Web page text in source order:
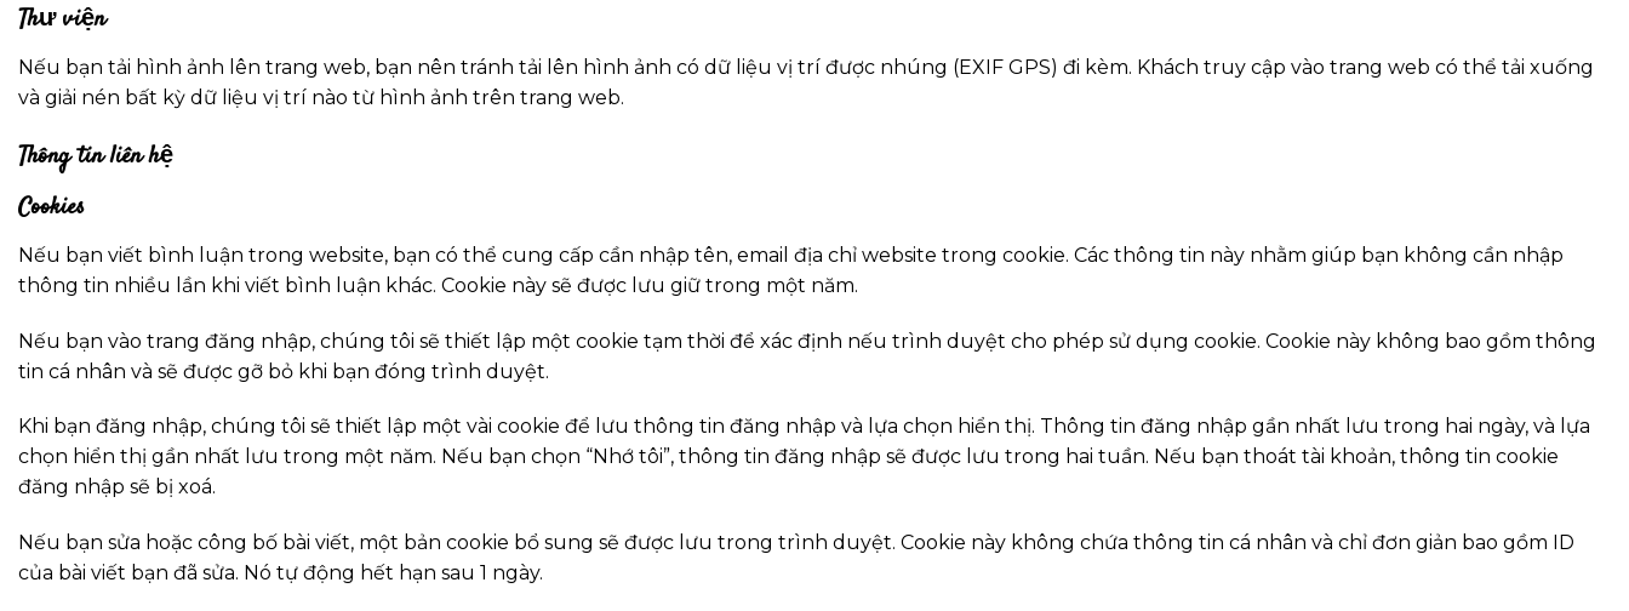
Thư viện
Nếu bạn tải hình ảnh lên trang web, bạn nên tránh tải lên hình ảnh có dữ liệu vị trí được nhúng (EXIF GPS) đi kèm. Khách truy cập vào trang web có thể tải xuống
và giải nén bất kỳ dữ liệu vị trí nào từ hình ảnh trên trang web.
Thông tin liên hệ
Cookies
Nếu bạn viết bình luận trong website, bạn có thể cung cấp cần nhập tên, email địa chỉ website trong cookie. Các thông tin này nhằm giúp bạn không cần nhập
thông tin nhiều lần khi viết bình luận khác. Cookie này sẽ được lưu giữ trong một năm.
Nếu bạn vào trang đăng nhập, chúng tôi sẽ thiết lập một cookie tạm thời để xác định nếu trình duyệt cho phép sử dụng cookie. Cookie này không bao gồm thông
tin cá nhân và sẽ được gỡ bỏ khi bạn đóng trình duyệt.
Khi bạn đăng nhập, chúng tôi sẽ thiết lập một vài cookie để lưu thông tin đăng nhập và lựa chọn hiển thị. Thông tin đăng nhập gần nhất lưu trong hai ngày, và lựa
chọn hiển thị gần nhất lưu trong một năm. Nếu bạn chọn “Nhớ tôi”, thông tin đăng nhập sẽ được lưu trong hai tuần. Nếu bạn thoát tài khoản, thông tin cookie
đăng nhập sẽ bị xoá.
Nếu bạn sửa hoặc công bố bài viết, một bản cookie bổ sung sẽ được lưu trong trình duyệt. Cookie này không chứa thông tin cá nhân và chỉ đơn giản bao gồm ID
của bài viết bạn đã sửa. Nó tự động hết hạn sau 1 ngày.